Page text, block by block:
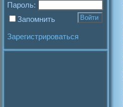
Пароль:
Запомнить
Зарегистрироваться